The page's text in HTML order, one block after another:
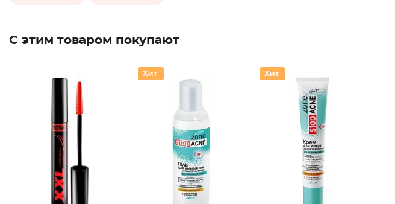
С этим товаром покупают